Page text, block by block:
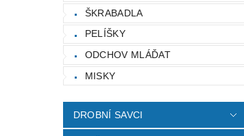
ŠKRABADLA
PELÍŠKY
ODCHOV MLÁĎAT
MISKY
DROBNÍ SAVCI